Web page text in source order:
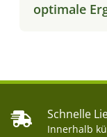
optimale
Schnelle
Innerhalb